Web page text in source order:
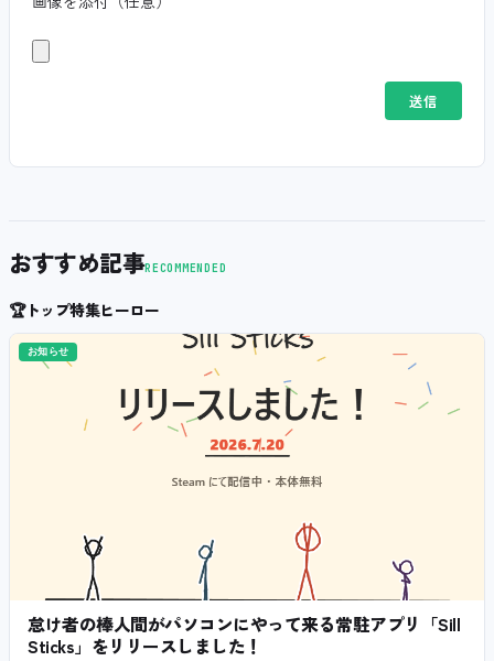
おすすめ記事RECOMMENDED
🏆トップ特集ヒーロー
お知らせ
怠け者の棒人間がパソコンにやって来る常駐アプリ「Sill
Sticks」をリリースしました！